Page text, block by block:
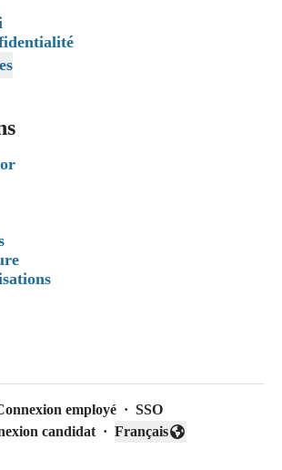
employé · SSO
candidat ·
Changer la langue
Français